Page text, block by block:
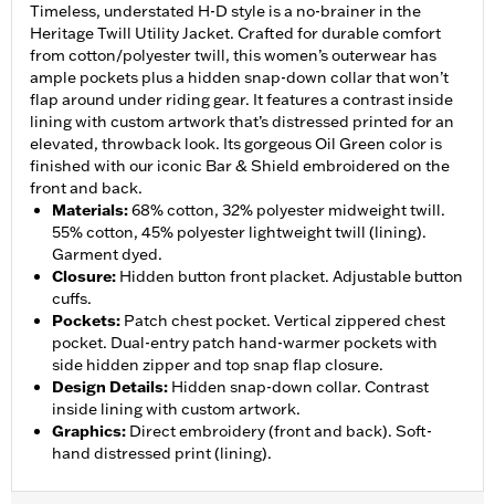
Timeless, understated H-D style is a no-brainer in the
Heritage Twill Utility Jacket. Crafted for durable comfort
from cotton/polyester twill, this women’s outerwear has
ample pockets plus a hidden snap-down collar that won’t
flap around under riding gear. It features a contrast inside
lining with custom artwork that’s distressed printed for an
elevated, throwback look. Its gorgeous Oil Green color is
finished with our iconic Bar & Shield embroidered on the
front and back.
Materials:68% cotton, 32% polyester midweight twill.
55% cotton, 45% polyester lightweight twill (lining).
Garment dyed.
Closure: Hidden button front placket. Adjustable button
cuffs.
Pockets: Patch chest pocket. Vertical zippered chest
pocket. Dual-entry patch hand-warmer pockets with
side hidden zipper and top snap flap closure.
Design Details: Hidden snap-down collar. Contrast
inside lining with custom artwork.
Graphics: Direct embroidery (front and back). Soft-
hand distressed print (lining).